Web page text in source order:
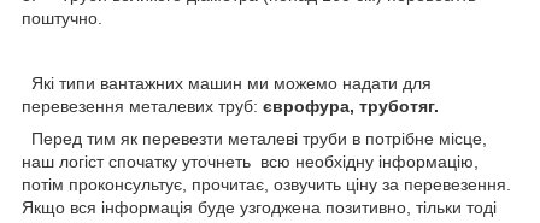
поштучно.
Які типи вантажних машин ми можемо надати для
перевезення металевих труб: єврофура, труботяг.
Перед тим як перевезти металеві труби в потрібне місце,
наш логіст спочатку уточнеть всю необхідну інформацію,
потім проконсультує, прочитає, озвучить ціну за перевезення.
Якщо вся інформація буде узгоджена позитивно, тільки тоді